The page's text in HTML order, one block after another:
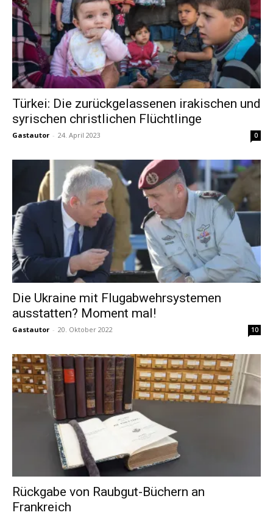
Türkei: Die zurückgelassenen irakischen und
syrischen christlichen Flüchtlinge
Gastautor - 24. April 2023 0
Die Ukraine mit Flugabwehrsystemen
ausstatten? Moment mal!
Gastautor - 20. Oktober 2022 10
Rückgabe von Raubgut-Büchern an
Frankreich